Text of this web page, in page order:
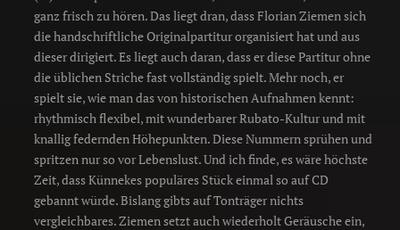
ganz frisch zu hören. Das liegt dran, dass Florian Ziemen sich
die handschriftliche Originalpartitur organisiert hat und aus
dieser dirigiert. Es liegt auch daran, dass er diese Partitur ohne
die üblichen Striche fast vollständig spielt. Mehr noch, er
spielt sie, wie man das von historischen Aufnahmen kennt:
rhythmisch flexibel, mit wunderbarer Rubato-Kultur und mit
knallig federnden Höhepunkten. Diese Nummern sprühen und
spritzen nur so vor Lebenslust. Und ich finde, es wäre höchste
Zeit, dass Künnekes populäres Stück einmal so auf CD
gebannt würde. Bislang gibts auf Tonträger nichts
vergleichbares. Ziemen setzt auch wiederholt Geräusche ein,